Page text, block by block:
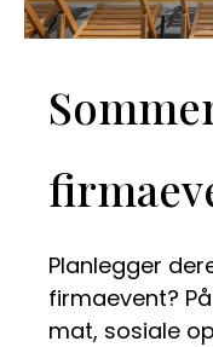
Planlegger
firmaevent?
mat, sosiale